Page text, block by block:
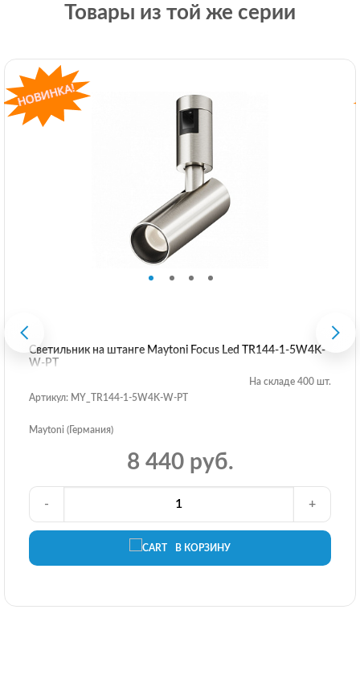
Товары из той же серии
Светильник на штанге Maytoni Focus Led TR144-1-5W4K-
W-PT
На складе 400 шт.
Артикул: MY_TR144-1-5W4K-W-PT
Maytoni (Германия)
8 440 руб.
В КОРЗИНУ
- +